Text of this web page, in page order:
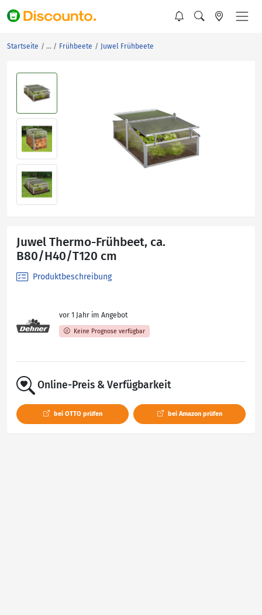
Startseite Frühbeete Juwel Frühbeete
Juwel Thermo-Frühbeet, ca.
B80/H40/T120 cm
Produktbeschreibung
vor 1 Jahr im Angebot
Keine Prognose verfügbar
Online-Preis & Verfügbarkeit
bei OTTO prüfen bei Amazon prüfen